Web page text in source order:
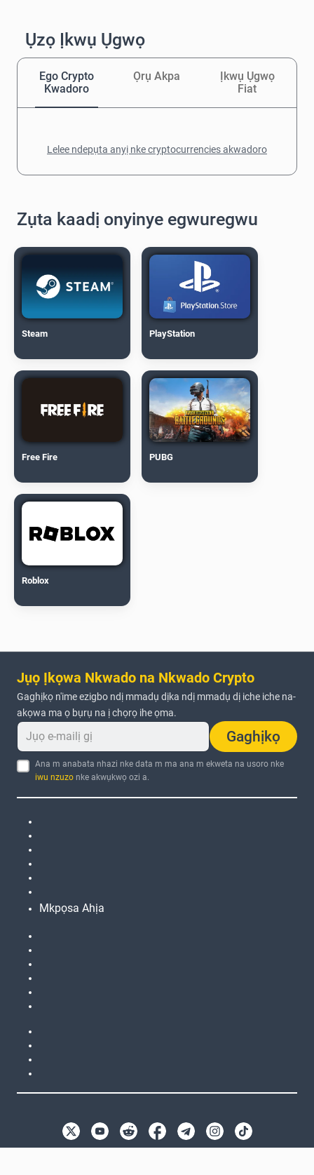
Ụzọ Ịkwụ Ụgwọ
Ego Crypto
Kwadoro
Ọrụ Akpa
Ịkwụ Ụgwọ
Fiat
Lelee ndepụta anyị nke cryptocurrencies akwadoro
Zụta kaadị onyinye egwuregwu
Steam PlayStation
Free Fire PUBG
Roblox
Jụọ Ịkọwa Nkwado na Nkwado Crypto
Gaghịkọ n'ime ezigbo ndị mmadụ dịka ndị mmadụ dị iche iche na-
akọwa ma ọ bụrụ na ị chọrọ ihe ọma.
Gaghịkọ
Ana m anabata nhazi nke data m ma ana m ekweta na usoro nke
iwu nzuzo nke akwụkwọ ozi a.
Mkpọsa Ahịa